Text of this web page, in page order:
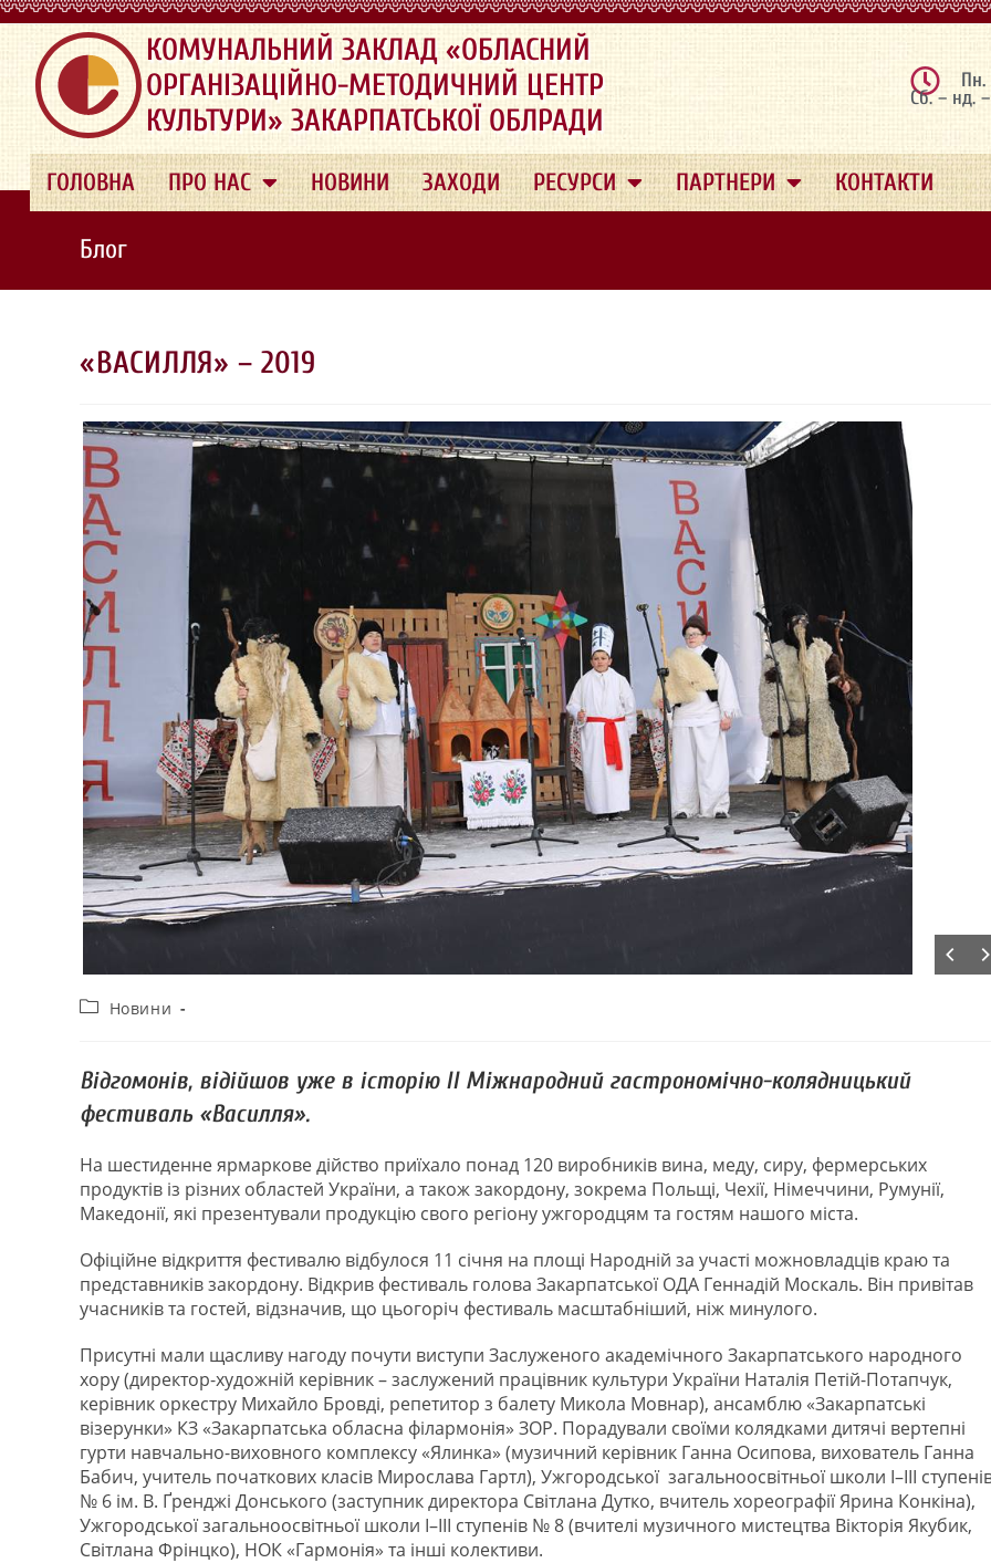
.
КОМУНАЛЬНИЙ ЗАКЛАД «ОБЛАСНИЙ
ОРГАНІЗАЦІЙНО-МЕТОДИЧНИЙ ЦЕНТР
КУЛЬТУРИ» ЗАКАРПАТСЬКОЇ ОБЛРАДИ
Пн.
Сб. – нд. –
ГОЛОВНА ПРО НАС НОВИНИ ЗАХОДИ РЕСУРСИ ПАРТНЕРИ КОНТАКТИ
Блог
«ВАСИЛЛЯ» – 2019
Новини
Відгомонів, відійшов уже в історію ІІ Міжнародний гастрономічно-колядницький
фестиваль «Василля».
На шестиденне ярмаркове дійство приїхало понад 120 виробників вина, меду, сиру, фермерських
продуктів із різних областей України, а також закордону, зокрема Польщі, Чехії, Німеччини, Румунії,
Македонії, які презентували продукцію свого регіону ужгородцям та гостям нашого міста.
Офіційне відкриття фестивалю відбулося 11 січня на площі Народній за участі можновладців краю та
представників закордону. Відкрив фестиваль голова Закарпатської ОДА Геннадій Москаль. Він привітав
учасників та гостей, відзначив, що цьогоріч фестиваль масштабніший, ніж минулого.
Присутні мали щасливу нагоду почути виступи Заслуженого академічного Закарпатського народного
хору (директор-художній керівник – заслужений працівник культури України Наталія Петій-Потапчук,
керівник оркестру Михайло Бровді, репетитор з балету Микола Мовнар), ансамблю «Закарпатські
візерунки» КЗ «Закарпатська обласна філармонія» ЗОР. Порадували своїми колядками дитячі вертепні
гурти навчально-виховного комплексу «Ялинка» (музичний керівник Ганна Осипова, вихователь Ганна
Бабич, учитель початкових класів Мирослава Гартл), Ужгородської загальноосвітньої школи І–ІІІ
№ 6 ім. В. Ґренджі Донського (заступник директора Світлана Дутко, вчитель хореографії Ярина Конкіна),
Ужгородської загальноосвітньої школи І–ІІІ ступенів № 8 (вчителі музичного мистецтва Вікторія Якубик,
Світлана Фрінцко), НОК «Гармонія» та інші колективи.